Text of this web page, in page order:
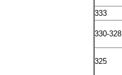
333
330-328
325